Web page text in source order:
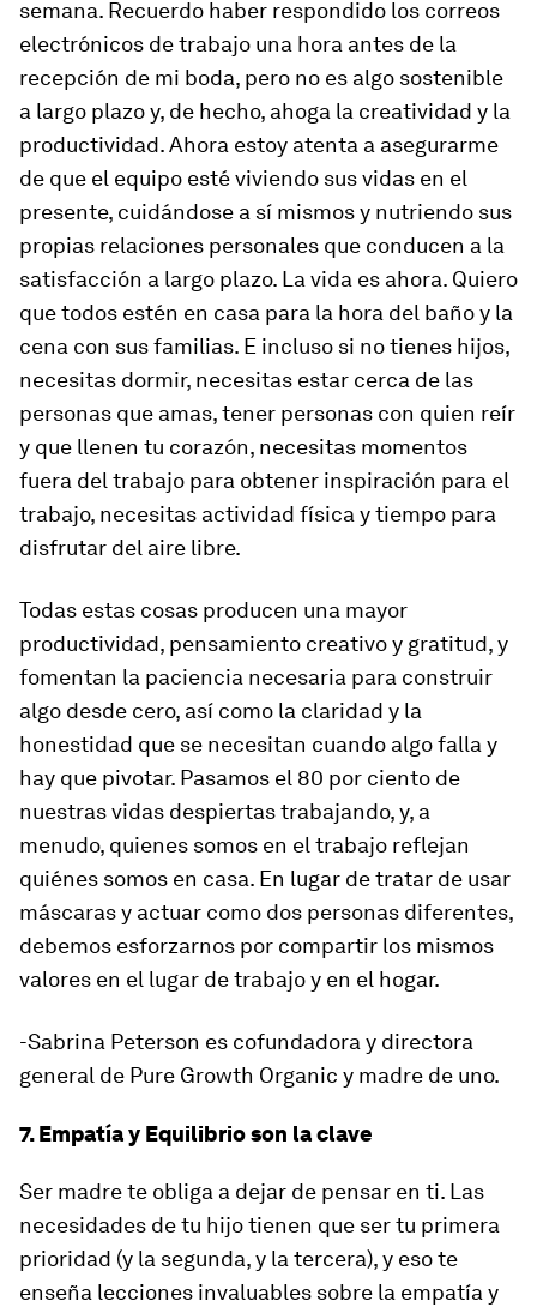
semana. Recuerdo haber respondido los correos
electrónicos de trabajo una hora antes de la
recepción de mi boda, pero no es algo sostenible
a largo plazo y, de hecho, ahoga la creatividad y la
productividad. Ahora estoy atenta a asegurarme
de que el equipo esté viviendo sus vidas en el
presente, cuidándose a sí mismos y nutriendo sus
propias relaciones personales que conducen a la
satisfacción a largo plazo. La vida es ahora. Quiero
que todos estén en casa para la hora del baño y la
cena con sus familias. E incluso si no tienes hijos,
necesitas dormir, necesitas estar cerca de las
personas que amas, tener personas con quien reír
y que llenen tu corazón, necesitas momentos
fuera del trabajo para obtener inspiración para el
trabajo, necesitas actividad física y tiempo para
disfrutar del aire libre.
Todas estas cosas producen una mayor
productividad, pensamiento creativo y gratitud, y
fomentan la paciencia necesaria para construir
algo desde cero, así como la claridad y la
honestidad que se necesitan cuando algo falla y
hay que pivotar. Pasamos el 80 por ciento de
nuestras vidas despiertas trabajando, y, a
menudo, quienes somos en el trabajo reflejan
quiénes somos en casa. En lugar de tratar de usar
máscaras y actuar como dos personas diferentes,
debemos esforzarnos por compartir los mismos
valores en el lugar de trabajo y en el hogar.
-Sabrina Peterson es cofundadora y directora
general de Pure Growth Organic y madre de uno.
7. Empatía y Equilibrio son la clave
Ser madre te obliga a dejar de pensar en ti. Las
necesidades de tu hijo tienen que ser tu primera
prioridad (y la segunda, y la tercera), y eso te
enseña lecciones invaluables sobre la empatía y